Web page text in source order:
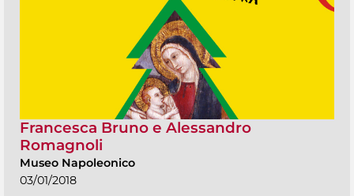
Francesca Bruno e Alessandro
Romagnoli
Museo Napoleonico
03/01/2018